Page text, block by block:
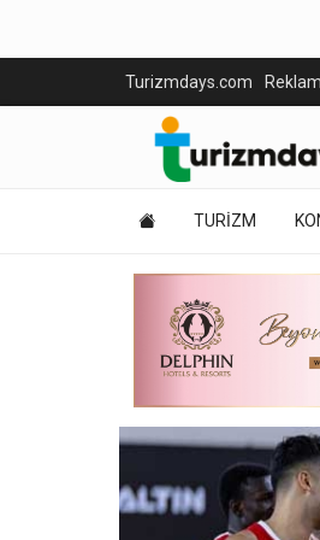
Turizmdays.com Reklam
TURİZM